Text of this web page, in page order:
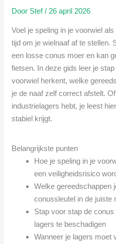
Door Stef/ 26 april 2026
Voel je speling in je voorwiel
tijd om je wielnaaf af te stellen.
een losse conus moer en kan
fietsen. In deze gids leer je
voorwiel herkent, welke
je de naaf zelf correct afstelt.
industrielagers hebt, je leest
stabiel krijgt.
Belangrijkste punten
Hoe je speling in je
een veiligheidsrisico
Welke gereedschappen
conussleutel in de juiste
Stap voor stap de
lagers te beschadigen
Wanneer je lagers moet